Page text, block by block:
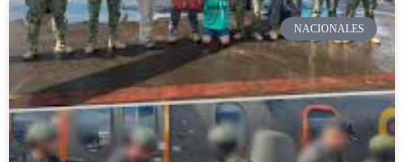
NACIONALES